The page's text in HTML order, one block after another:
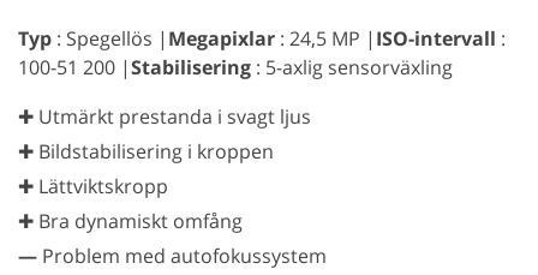
Typ : Spegellös | Megapixlar : 24,5 MP | ISO-intervall :
100-51 200 |Stabilisering : 5-axlig sensorväxling
✚ Utmärkt prestanda i svagt ljus
✚ Bildstabilisering i kroppen
✚ Lättviktskropp
✚ Bra dynamiskt omfång
— Problem med autofokussystem